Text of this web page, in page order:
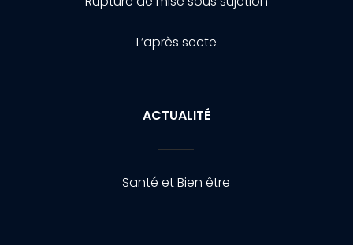
L’après secte
ACTUALITÉ
Santé et Bien être